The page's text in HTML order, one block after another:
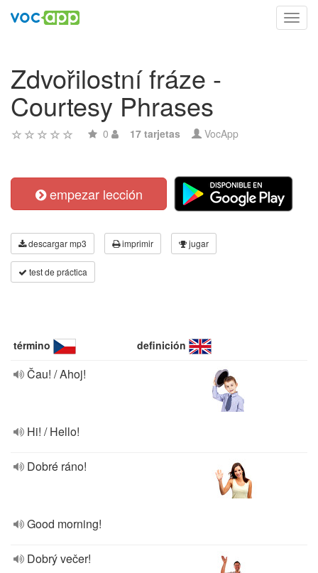
Zdvořilostní fráze -
Courtesy Phrases
0 17 tarjetas VocApp
empezar lección
descargar mp3 imprimir jugar
test de práctica
término definición
Čau! / Ahoj!
Hi! / Hello!
Dobré ráno!
Good morning!
Dobrý večer!